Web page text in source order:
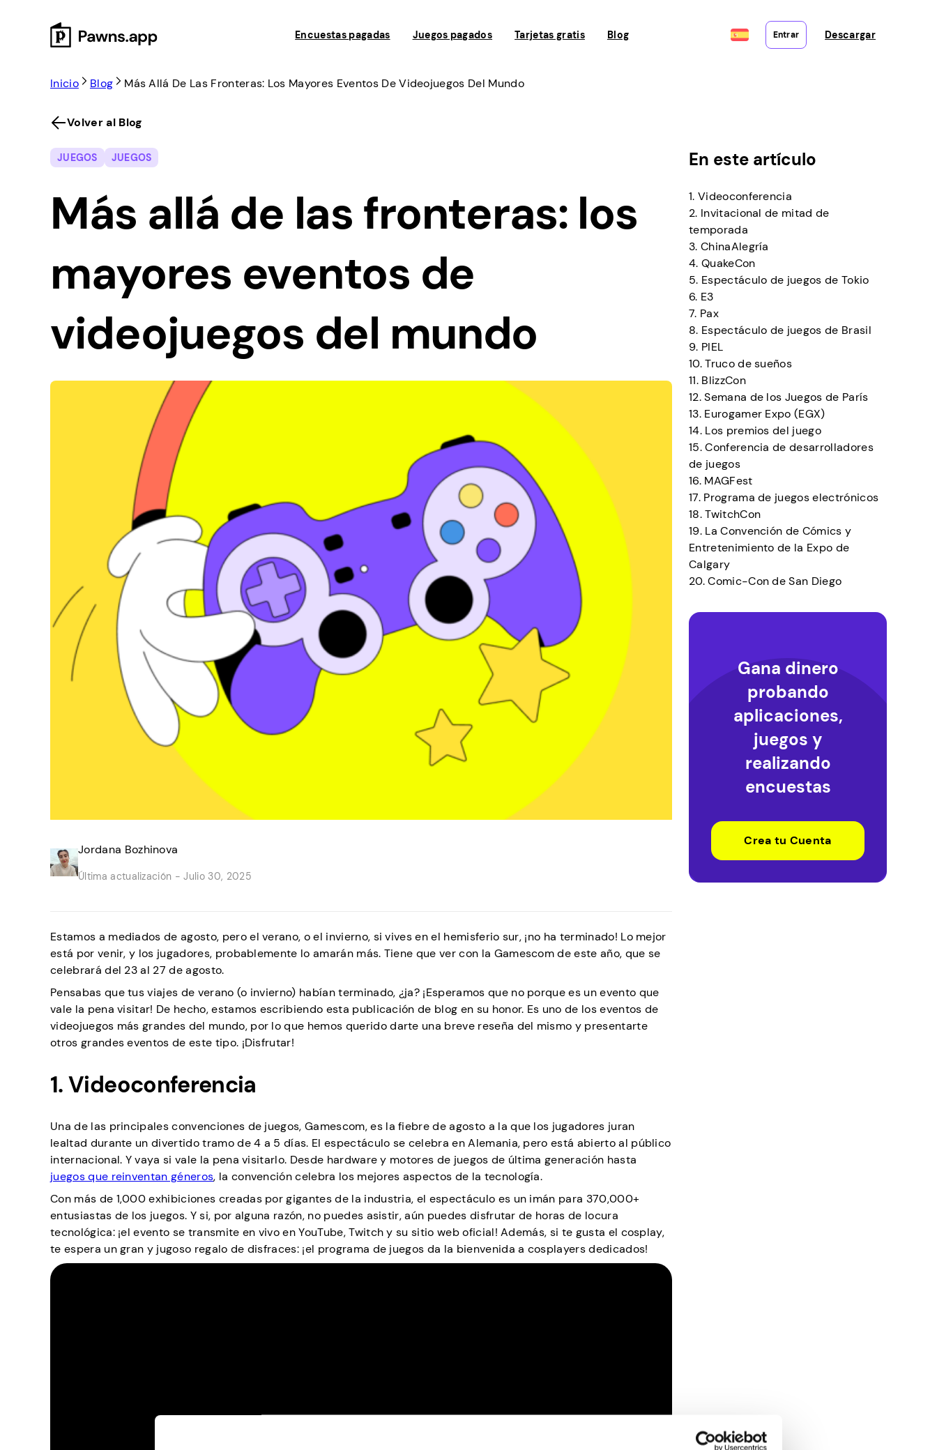
Encuestas pagadas Juegos pagados Tarjetas gratis Blog Entrar Descargar
Inicio Blog Más Allá De Las Fronteras: Los Mayores Eventos De Videojuegos Del Mundo
Volver al Blog
JUEGOS JUEGOS
Más allá de las fronteras: los
mayores eventos de
videojuegos del mundo
Jordana Bozhinova
Última actualización - Julio 30, 2025
Estamos a mediados de agosto, pero el verano, o el invierno, si vives en el hemisferio sur, ¡no ha terminado! Lo mejor
está por venir, y los jugadores, probablemente lo amarán más. Tiene que ver con la Gamescom de este año, que se
celebrará del 23 al 27 de agosto.
Pensabas que tus viajes de verano (o invierno) habían terminado, ¿ja? ¡Esperamos que no porque es un evento que
vale la pena visitar! De hecho, estamos escribiendo esta publicación de blog en su honor. Es uno de los eventos de
videojuegos más grandes del mundo, por lo que hemos querido darte una breve reseña del mismo y presentarte
otros grandes eventos de este tipo. ¡Disfrutar!
1. Videoconferencia
Una de las principales convenciones de juegos, Gamescom, es la fiebre de agosto a la que los jugadores juran
lealtad durante un divertido tramo de 4 a 5 días. El espectáculo se celebra en Alemania, pero está abierto al público
internacional. Y vaya si vale la pena visitarlo. Desde hardware y motores de juegos de última generación hasta
juegos que reinventan géneros, la convención celebra los mejores aspectos de la tecnología.
Con más de 1,000 exhibiciones creadas por gigantes de la industria, el espectáculo es un imán para 370,000+
entusiastas de los juegos. Y si, por alguna razón, no puedes asistir, aún puedes disfrutar de horas de locura
tecnológica: ¡el evento se transmite en vivo en YouTube, Twitch y su sitio web oficial! Además, si te gusta el cosplay,
te espera un gran y jugoso regalo de disfraces: ¡el programa de juegos da la bienvenida a cosplayers dedicados!
En este artículo
1. Videoconferencia
2. Invitacional de mitad de
temporada
3. ChinaAlegría
4. QuakeCon
5. Espectáculo de juegos de Tokio
6. E3
7. Pax
8. Espectáculo de juegos de Brasil
9. PIEL
10. Truco de sueños
11. BlizzCon
12. Semana de los Juegos de París
13. Eurogamer Expo (EGX)
14. Los premios del juego
15. Conferencia de desarrolladores
de juegos
16. MAGFest
17. Programa de juegos electrónicos
18. TwitchCon
19. La Convención de Cómics y
Entretenimiento de la Expo de
Calgary
20. Comic-Con de San Diego
Gana dinero
probando
aplicaciones,
juegos y
realizando
encuestas
Crea tu Cuenta